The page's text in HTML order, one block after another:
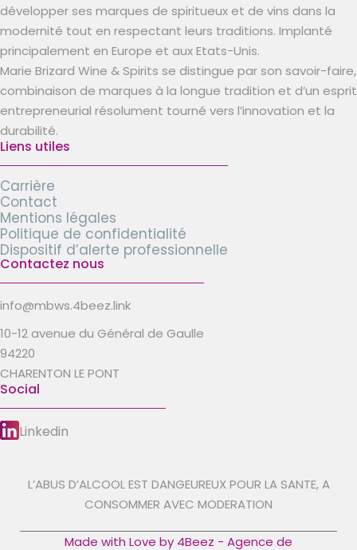
développer ses marques de spiritueux et de vins dans la
modernité tout en respectant leurs traditions. Implanté
principalement en Europe et aux Etats-Unis.
Marie Brizard Wine & Spirits se distingue par son savoir-faire,
combinaison de marques à la longue tradition et d’un esprit
entrepreneurial résolument tourné vers l’innovation et la
durabilité.
Liens utiles
Carrière
Contact
Mentions légales
Politique de confidentialité
Dispositif d’alerte professionnelle
Contactez nous
info@mbws.4beez.link
10-12 avenue du Général de Gaulle
94220
CHARENTON LE PONT
Social
Linkedin
L’ABUS D’ALCOOL EST DANGEUREUX POUR LA SANTE, A
CONSOMMER AVEC MODERATION
Made with Love by 4Beez - Agence de